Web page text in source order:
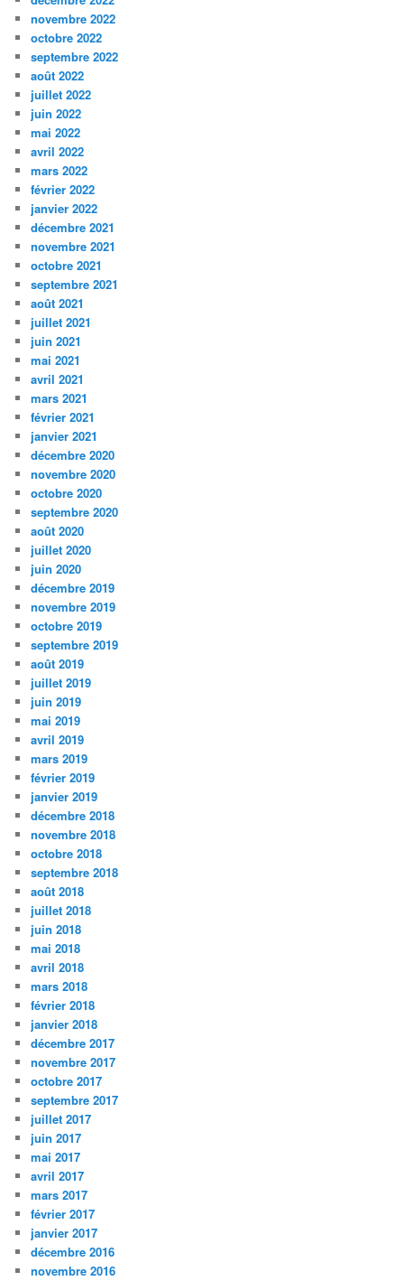
novembre 2022
octobre 2022
septembre 2022
août 2022
juillet 2022
juin 2022
mai 2022
avril 2022
mars 2022
février 2022
janvier 2022
décembre 2021
novembre 2021
octobre 2021
septembre 2021
août 2021
juillet 2021
juin 2021
mai 2021
avril 2021
mars 2021
février 2021
janvier 2021
décembre 2020
novembre 2020
octobre 2020
septembre 2020
août 2020
juillet 2020
juin 2020
décembre 2019
novembre 2019
octobre 2019
septembre 2019
août 2019
juillet 2019
juin 2019
mai 2019
avril 2019
mars 2019
février 2019
janvier 2019
décembre 2018
novembre 2018
octobre 2018
septembre 2018
août 2018
juillet 2018
juin 2018
mai 2018
avril 2018
mars 2018
février 2018
janvier 2018
décembre 2017
novembre 2017
octobre 2017
septembre 2017
juillet 2017
juin 2017
mai 2017
avril 2017
mars 2017
février 2017
janvier 2017
décembre 2016
novembre 2016